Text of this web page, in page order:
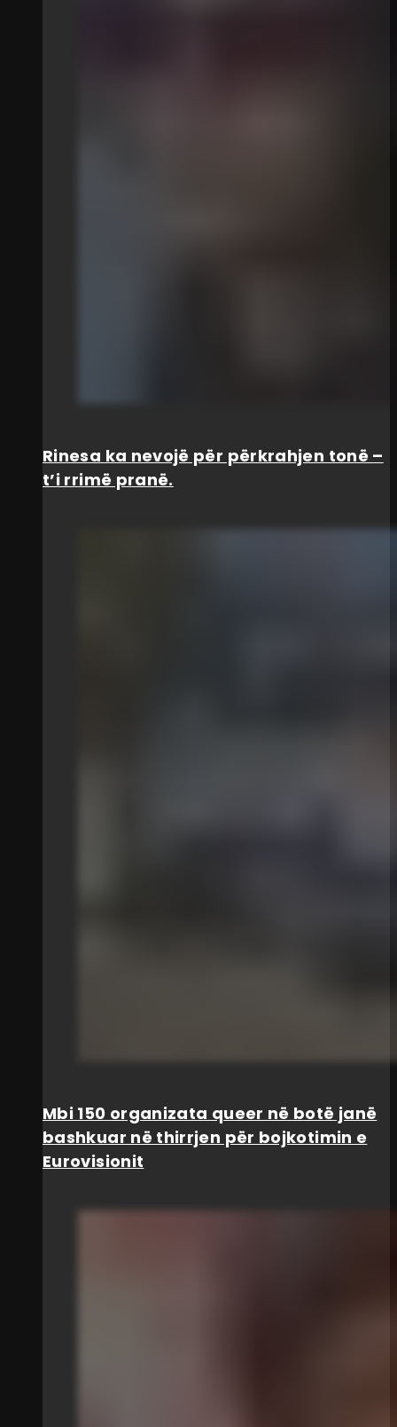
Rinesa ka nevojë për përkrahjen tonë –
t’i rrimë pranë.
Mbi 150 organizata queer në botë janë
bashkuar në thirrjen për bojkotimin e
Eurovisionit